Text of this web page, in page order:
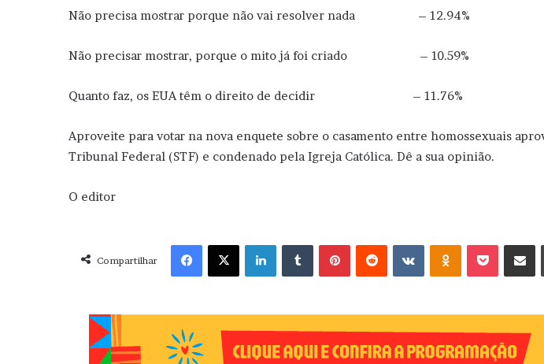
Não precisa mostrar porque não vai resolver nada – 12.94%
Não precisar mostrar, porque o mito já foi criado – 10.59%
Quanto faz, os EUA têm o direito de decidir – 11.76%
Aproveite para votar na nova enquete sobre o casamento entre homossexuais
Tribunal Federal (STF) e condenado pela Igreja Católica. Dê a sua opinião.
O editor
Compartilhar
Facebook X Linkedin VK OK